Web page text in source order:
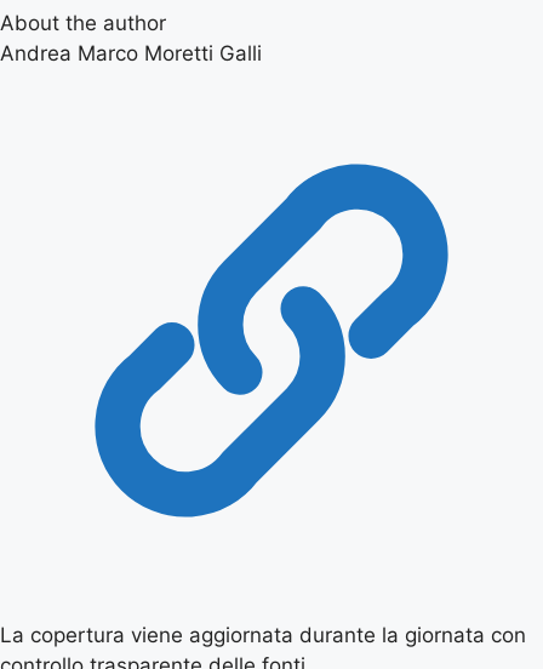
About the author
Andrea Marco Moretti Galli
La copertura viene aggiornata durante la giornata con